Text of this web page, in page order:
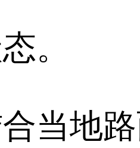
。
地路